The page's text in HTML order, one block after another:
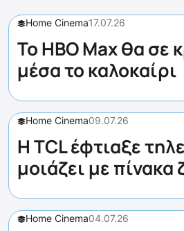
Home Cinema17.07.26
Το HBO Max θα σε
μέσα το καλοκαίρι
Home Cinema09.07.26
Η TCL έφτιαξε
μοιάζει με
Home Cinema04.07.26